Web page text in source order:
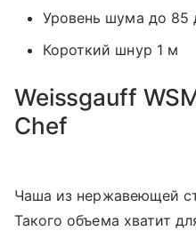
Уровень шума до 85
Короткий шнур 1 м
Weissgauff
Chef
Чаша из нержавеющей
Такого объема хватит